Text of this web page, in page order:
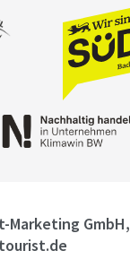
GmbH,